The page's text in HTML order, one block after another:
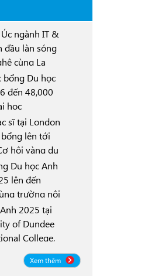
ngành IT &
đầu làn sóng
cùng La
với
30%
bổng Du học
đến 48,000
học
of North
sĩ tại London
lên tới
hội vàng du
2025
Du học Anh
lên đến
trường nội
School
2025 tại
of Dundee
College,
ICD - Lộ trình
học bổng
Xem thêm